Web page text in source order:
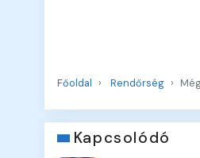
Főoldal Rendőrség
Kapcsolódó